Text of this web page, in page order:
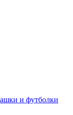
и футболки